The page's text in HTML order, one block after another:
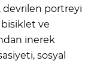
devrilen portreyi
ve
inerek
sosyal